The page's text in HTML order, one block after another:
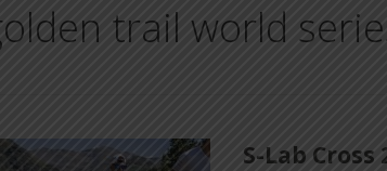
trail world
S-Lab